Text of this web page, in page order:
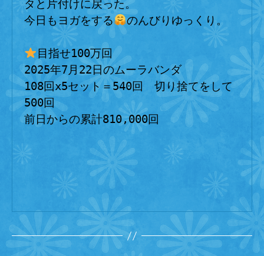
タと片付けに戻った。
今日もヨガをする
のんびりゆっくり。
目指せ100万回
2025年7月22日のムーラバンダ
108回x5セット＝540回　切り捨てをして
500回
前日からの累計810,000回